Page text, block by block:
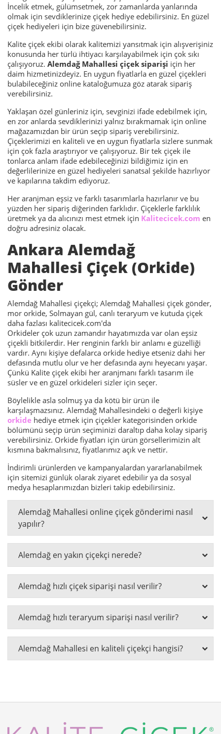
İncelik etmek, gülümsetmek, zor zamanlarda yanlarında
olmak için sevdiklerinize çiçek hediye edebilirsiniz. En güzel
çiçek hediyeleri için bize güvenebilirsiniz.
Kalite çiçek ekibi olarak kalitemizi yansıtmak için alışverişiniz
konusunda her türlü ihtiyacı karşılayabilmek için çok sıkı
çalışıyoruz. Alemdağ Mahallesi çiçek siparişi için her
daim hizmetinizdeyiz. En uygun fiyatlarla en güzel çiçekleri
bulabileceğiniz online kataloğumuza göz atarak sipariş
verebilirsiniz.
Yaklaşan özel günleriniz için, sevginizi ifade edebilmek için,
en zor anlarda sevdiklerinizi yalnız bırakmamak için online
mağazamızdan bir ürün seçip sipariş verebilirsiniz.
Çiçeklerimizi en kaliteli ve en uygun fiyatlarla sizlere sunmak
için çok fazla araştırıyor ve çalışıyoruz. Bir tek çiçek ile
tonlarca anlam ifade edebileceğinizi bildiğimiz için en
değerlilerinize en güzel hediyeleri sanatsal şekilde hazırlıyor
ve kapılarına takdim ediyoruz.
Her aranjman eşsiz ve farklı tasarımlarla hazırlanır ve bu
yüzden her sipariş diğerinden farklıdır. Çiçeklerle farklılık
üretmek ya da alıcınızı mest etmek için Kalitecicek.com en
doğru adresiniz olacak.
Ankara Alemdağ
Mahallesi Çiçek (Orkide)
Gönder
Alemdağ Mahallesi çiçekçi; Alemdağ Mahallesi çiçek gönder,
mor orkide, Solmayan gül, canlı teraryum ve kutuda çiçek
daha fazlası kalitecicek.com'da
Orkideler çok uzun zamandır hayatımızda var olan eşsiz
çiçekli bitkilerdir. Her renginin farklı bir anlamı e güzelliği
vardır. Aynı kişiye defalarca orkide hediye etseniz dahi her
defasında mutlu olur ve her defasında aynı heyecanı yaşar.
Çünkü Kalite çiçek ekibi her aranjmanı farklı tasarım ile
süsler ve en güzel orkideleri sizler için seçer.
Böylelikle asla solmuş ya da kötü bir ürün ile
karşılaşmazsınız. Alemdağ Mahallesindeki o değerli kişiye
orkide hediye etmek için çiçekler kategorisinden orkide
bölümünü seçip ürün seçiminizi daraltıp daha kolay sipariş
verebilirsiniz. Orkide fiyatları için ürün görsellerimizin alt
kısmına bakmalısınız, fiyatlarımız açık ve nettir.
İndirimli ürünlerden ve kampanyalardan yararlanabilmek
için sitemizi günlük olarak ziyaret edebilir ya da sosyal
medya hesaplarımızdan bizleri takip edebilirsiniz.
Alemdağ Mahallesi online çiçek gönderimi nasıl
yapılır?
Alemdağ en yakın çiçekçi nerede?
Alemdağ hızlı çiçek siparişi nasıl verilir?
Alemdağ hızlı teraryum siparişi nasıl verilir?
Alemdağ Mahallesi en kaliteli çiçekçi hangisi?